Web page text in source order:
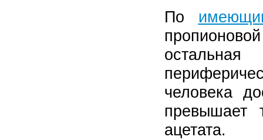
По
человека
превышает
ацетата.